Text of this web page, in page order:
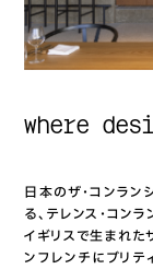
where
日本のザ・コンラン
る、テレンス・コン
イギリスで生まれた
ンフレンチにブリテ